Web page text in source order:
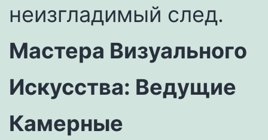
неизгладимый след.
Мастера Визуального
Искусства: Ведущие
Камерные